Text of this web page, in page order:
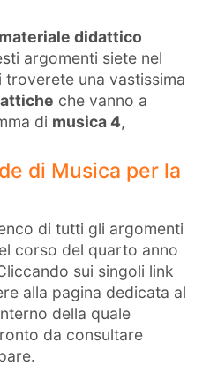
materiale didattico
argomenti siete nel
una vastissima
che vanno a
di musica 4,
di Musica per la
di tutti gli argomenti
corso del quarto anno
sui singoli link
alla pagina dedicata al
della quale
da consultare